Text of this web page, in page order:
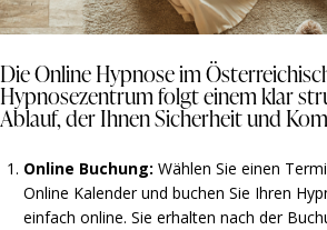
Die Online Hypnose im
Hypnosezentrum folgt einem klar
Ablauf, der Ihnen Sicherheit und
Online Buchung: Wählen Sie einen
Online Kalender und buchen Sie Ihren
einfach online. Sie erhalten nach der